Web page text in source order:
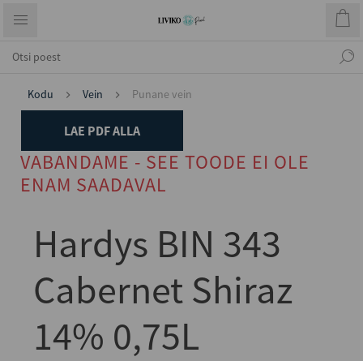
Kodu Vein Punane vein
LAE PDF ALLA
VABANDAME - SEE TOODE EI OLE
ENAM SAADAVAL
Hardys BIN 343
Cabernet Shiraz
14% 0,75L